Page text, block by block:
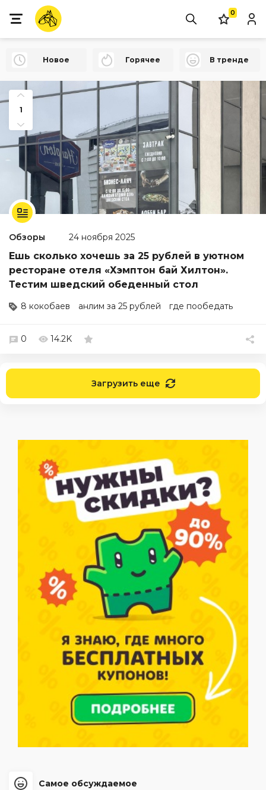
0
Новое Горячее В тренде
1
Обзоры 24 ноября 2025
Ешь сколько хочешь за 25 рублей в уютном
ресторане отеля «Хэмптон бай Хилтон».
Тестим шведский обеденный стол
8 кокобаев анлим за 25 рублей где пообедать
0 14.2K
Загрузить еще
Самое обсуждаемое